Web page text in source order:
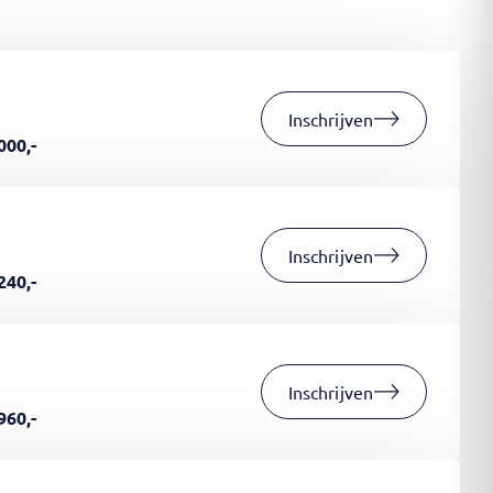
Inschrijven
Inschrijven
Inschrijven